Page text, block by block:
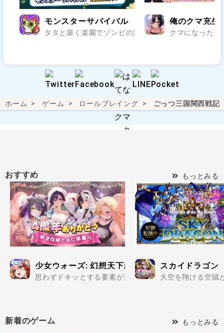
モンスターサバイバル
タタと築く楽園でゾンビの波を迎え撃て..
俺のクマ充生
クマになった
ホーム ゲーム ロールプレイング ごっつ三国関西戦記
おすすめ もっとみる
少女ウォーズ: 幻想天下統一戦
思わずドキッとする要素が満載の美少女だらけで楽し
スカイドラゴン
大空を翔ける空賊
新着のゲーム もっとみる